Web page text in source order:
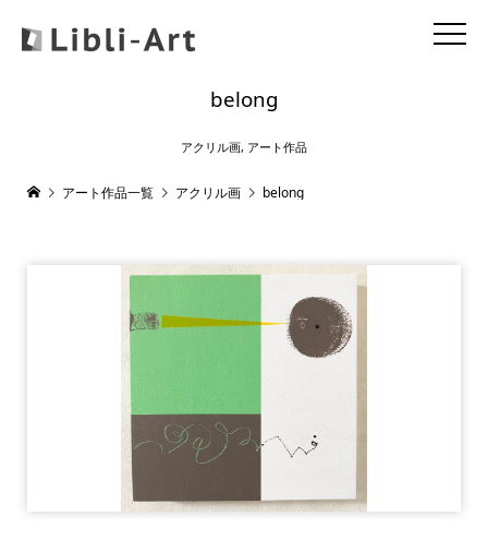
belong
アクリル画, アート作品
アート作品一覧 アクリル画 belong